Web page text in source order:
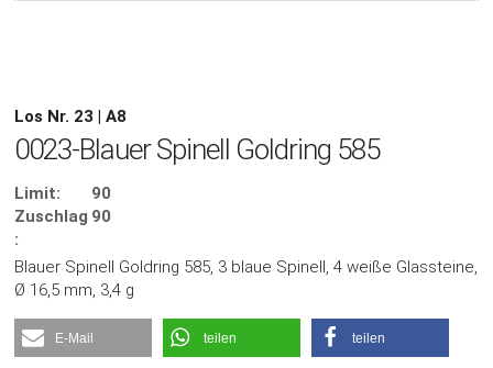
Los Nr. 23 | A8
0023-Blauer Spinell Goldring 585
Limit:
90
Zuschlag
:
90
Blauer Spinell Goldring 585, 3 blaue Spinell, 4 weiße Glassteine,
Ø 16,5 mm, 3,4 g
E-Mail teilen teilen